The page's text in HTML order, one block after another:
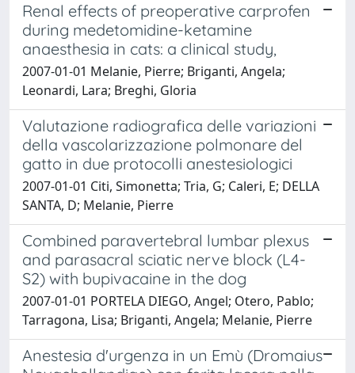
Renal effects of preoperative carprofen
during medetomidine-ketamine
anaesthesia in cats: a clinical study,
2007-01-01 Melanie, Pierre; Briganti, Angela;
Leonardi, Lara; Breghi, Gloria
Valutazione radiografica delle variazioni
della vascolarizzazione polmonare del
gatto in due protocolli anestesiologici
2007-01-01 Citi, Simonetta; Tria, G; Caleri, E; DELLA
SANTA, D; Melanie, Pierre
Combined paravertebral lumbar plexus
and parasacral sciatic nerve block (L4-
S2) with bupivacaine in the dog
2007-01-01 PORTELA DIEGO, Angel; Otero, Pablo;
Tarragona, Lisa; Briganti, Angela; Melanie, Pierre
Anestesia d'urgenza in un Emù (Dromaius